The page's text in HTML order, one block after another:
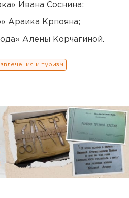
Ивана Соснина;
Араика Крпояна;
Алены Корчагиной.
и туризм